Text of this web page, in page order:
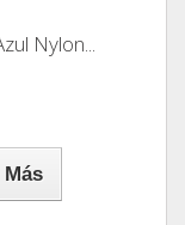
Nylon...
Más